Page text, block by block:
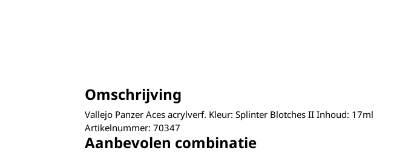
Omschrijving
Vallejo Panzer Aces acrylverf. Kleur: Splinter Blotches II Inhoud: 17ml
Artikelnummer: 70347
Aanbevolen combinatie